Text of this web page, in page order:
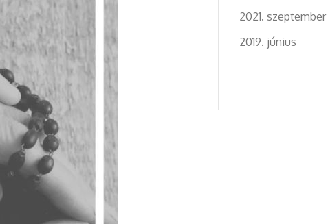
2021. szeptember
2019. június